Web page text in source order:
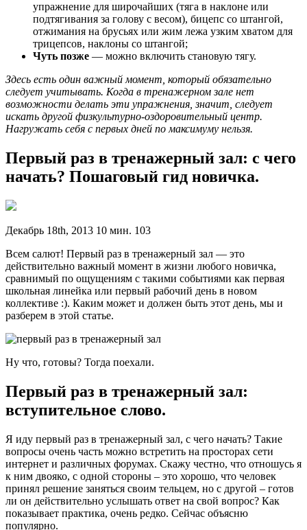
упражнение для широчайших (тяга в наклоне или
подтягивания за голову с весом), бицепс со штангой,
отжимания на брусьях или жим лежа узким хватом для
трицепсов, наклоны со штангой;
Чуть позже — можно включить становую тягу.
Здесь есть один важный момент, который обязательно
следует учитывать. Когда в тренажерном зале нет
возможности делать эти упражнения, значит, следует
искать другой физкультурно-оздоровительный центр.
Нагружать себя с первых дней по максимуму нельзя.
Первый раз в тренажерный зал: с чего
начать? Пошаговый гид новичка.
Декабрь 18th, 2013 10 мин. 103
Всем салют! Первый раз в тренажерный зал — это
действительно важный момент в жизни любого новичка,
сравнимый по ощущениям с такими событиями как первая
школьная линейка или первый рабочий день в новом
коллективе :). Каким может и должен быть этот день, мы и
разберем в этой статье.
Ну что, готовы? Тогда поехали.
Первый раз в тренажерный зал:
вступительное слово.
Я иду первый раз в тренажерный зал, с чего начать? Такие
вопросы очень часть можно встретить на просторах сети
интернет и различных форумах. Скажу честно, что отношусь я
к ним двояко, с одной стороны – это хорошо, что человек
принял решение заняться своим тельцем, но с другой – готов
ли он действительно услышать ответ на свой вопрос? Как
показывает практика, очень редко. Сейчас объясню
популярно.